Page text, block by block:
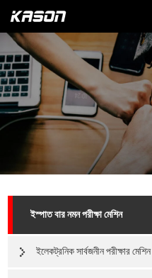
ইস্পাত বার নমন পরীক্ষা মেশিন
ইলেকট্রনিক সার্বজনীন পরীক্ষার মেশিন